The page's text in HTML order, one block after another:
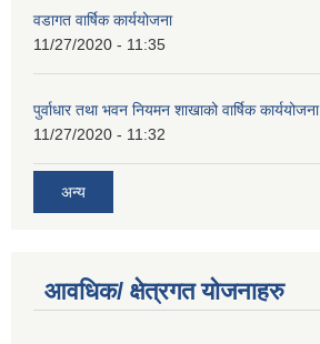
वडागत वार्षिक कार्ययोजना
11/27/2020 - 11:35
पुर्वाधार तथा भवन नियमन शाखाको वार्षिक कार्ययोजना
11/27/2020 - 11:32
अन्य
आवधिक/ क्षेत्रगत योजनाहरु